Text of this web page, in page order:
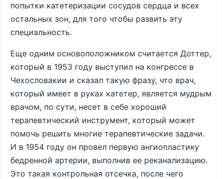
попытки катетеризации сосудов сердца и всех
остальных зон, для того чтобы развить эту
специальность.
Еще одним основоположником считается Доттер,
который в 1953 году выступил на конгрессе в
Чехословакии и сказал такую фразу, что врач,
который имеет в руках катетер, является мудрым
врачом, по сути, несет в себе хороший
терапевтический инструмент, который может
помочь решить многие терапевтические задачи.
И в 1954 году он провел первую ангиопластику
бедренной артерии, выполнив ее реканализацию.
Это такая контрольная отсечка, после чего